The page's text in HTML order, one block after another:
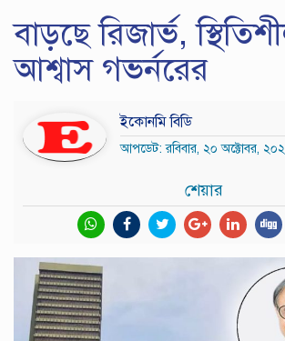
বাড়ছে রিজার্ভ,
আশ্বাস গভর্নরের
ইকোনমি বিডি
আপডেট: রবিবার, ২০ অক্টোবর,
শেয়ার